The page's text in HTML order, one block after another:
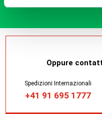
Oppure
Spedizioni Internazionali
+41 91 695 1777